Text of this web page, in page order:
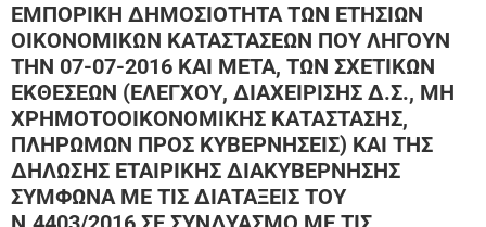
ΕΜΠΟΡΙΚΗ ΔΗΜΟΣΙΟΤΗΤΑ ΤΩΝ ΕΤΗΣΙΩΝ
ΟΙΚΟΝΟΜΙΚΩΝ ΚΑΤΑΣΤΑΣΕΩΝ ΠΟΥ ΛΗΓΟΥΝ
ΤΗΝ 07-07-2016 ΚΑΙ ΜΕΤΑ, ΤΩΝ ΣΧΕΤΙΚΩΝ
ΕΚΘΕΣΕΩΝ (ΕΛΕΓΧΟΥ, ΔΙΑΧΕΙΡΙΣΗΣ Δ.Σ., ΜΗ
ΧΡΗΜΟΤΟΟΙΚΟΝΟΜΙΚΗΣ ΚΑΤΑΣΤΑΣΗΣ,
ΠΛΗΡΩΜΩΝ ΠΡΟΣ ΚΥΒΕΡΝΗΣΕΙΣ) ΚΑΙ ΤΗΣ
ΔΗΛΩΣΗΣ ΕΤΑΙΡΙΚΗΣ ΔΙΑΚΥΒΕΡΝΗΣΗΣ
ΣΥΜΦΩΝΑ ΜΕ ΤΙΣ ΔΙΑΤΑΞΕΙΣ ΤΟΥ